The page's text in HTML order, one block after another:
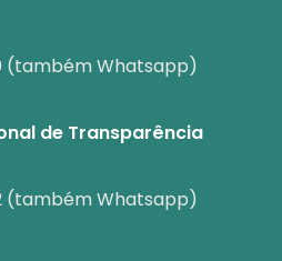
(também Whatsapp)
de Transparência
(também Whatsapp)